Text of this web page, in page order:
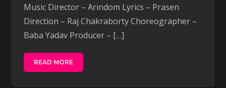
Music Director – Arindom Lyrics – Prasen
Direction – Raj Chakraborty Choreographer –
Baba Yadav Producer – […]
READ MORE